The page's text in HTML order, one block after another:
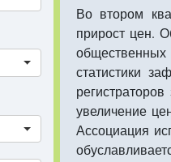
Во втором
прирост цен.
статистики
увеличение
Ассоциация